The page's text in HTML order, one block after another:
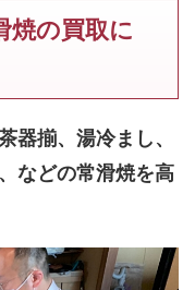
焼の買取に
器揃、湯冷まし、
などの常滑焼を高